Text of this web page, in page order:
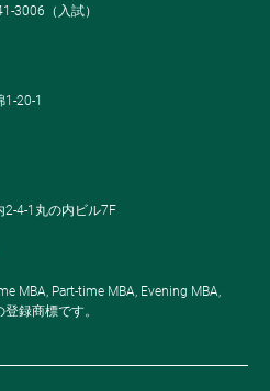
3006（入試）
20-1
4-1丸の内ビル7F
MBA, Part-time MBA, Evening MBA,
録商標です。